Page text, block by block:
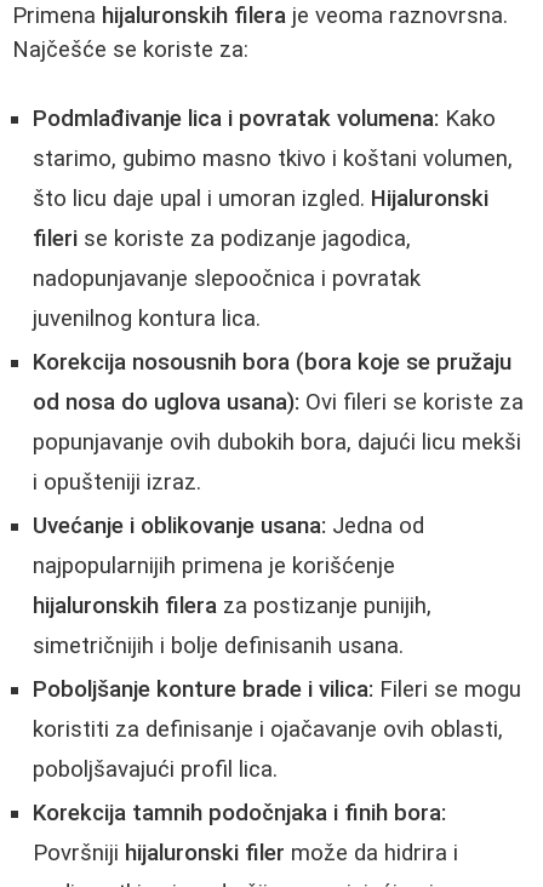
Primena hijaluronskih filera je veoma raznovrsna.
Najčešće se koriste za:
Podmlađivanje lica i povratak volumena: Kako
starimo, gubimo masno tkivo i koštani volumen,
što licu daje upal i umoran izgled. Hijaluronski
fileri se koriste za podizanje jagodica,
nadopunjavanje slepoočnica i povratak
juvenilnog kontura lica.
Korekcija nosousnih bora (bora koje se pružaju
od nosa do uglova usana): Ovi fileri se koriste za
popunjavanje ovih dubokih bora, dajući licu mekši
i opušteniji izraz.
Uvećanje i oblikovanje usana: Jedna od
najpopularnijih primena je korišćenje
hijaluronskih filera za postizanje punijih,
simetričnijih i bolje definisanih usana.
Poboljšanje konture brade i vilica: Fileri se mogu
koristiti za definisanje i ojačavanje ovih oblasti,
poboljšavajući profil lica.
Korekcija tamnih podočnjaka i finih bora:
Površniji hijaluronski filer može da hidrira i